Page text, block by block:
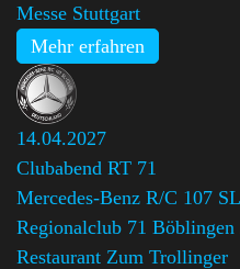
Messe Stuttgart
Mehr erfahren
14.04.2027
Clubabend RT 71
Mercedes-Benz R/C 107
Regionalclub 71 Böblingen
Restaurant Zum Trollinger